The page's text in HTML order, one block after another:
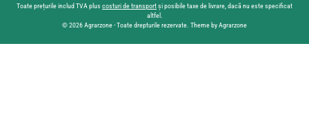
Toate prețurile includ TVA plus costuri de transportși posibile taxe de livrare, dacă nu este specificat
altfel.
© 2026 Agrarzone - Toate drepturile rezervate. Theme by Agrarzone